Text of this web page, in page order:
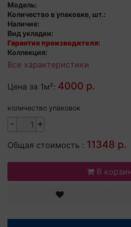
Модель:
Количество в упаковке, шт.:
Наличие:
Вид укладки:
Гарантия производителя:
Коллекция:
Все характеристики
Цена за 1м²: 4000 р.
количество упаковок
- +
Общая стоимость : 11348 р.
В